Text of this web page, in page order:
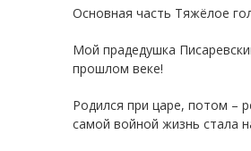
Основная часть Тяжёлое
Мой прадедушка
прошлом веке!
Родился при царе, потом –
самой войной жизнь стала